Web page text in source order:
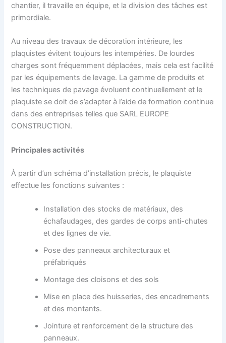
chantier, il travaille en équipe, et la division des tâches est
primordiale.
Au niveau des travaux de décoration intérieure, les
plaquistes évitent toujours les intempéries. De lourdes
charges sont fréquemment déplacées, mais cela est facilité
par les équipements de levage. La gamme de produits et
les techniques de pavage évoluent continuellement et le
plaquiste se doit de s’adapter à l’aide de formation continue
dans des entreprises telles que SARL EUROPE
CONSTRUCTION.
Principales activités
À partir d’un schéma d’installation précis, le plaquiste
effectue les fonctions suivantes :
Installation des stocks de matériaux, des
échafaudages, des gardes de corps anti-chutes
et des lignes de vie.
Pose des panneaux architecturaux et
préfabriqués
Montage des cloisons et des sols
Mise en place des huisseries, des encadrements
et des montants.
Jointure et renforcement de la structure des
panneaux.